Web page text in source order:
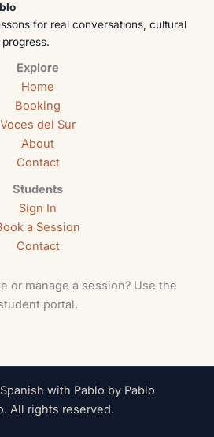
for real conversations, cultural
Explore
Home
Booking
Voces del Sur
About
Contact
Students
Sign In
a Session
Contact
or manage a session? Use the
portal.
with Pablo by Pablo
All rights reserved.